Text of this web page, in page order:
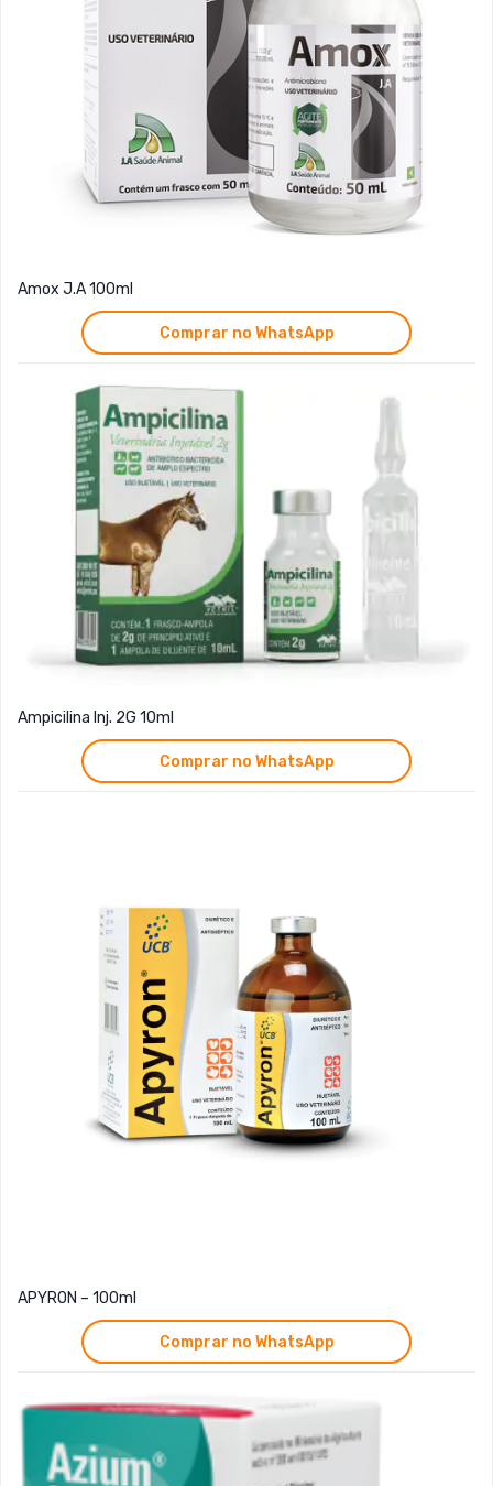
Amox J.A 100ml
Comprar no WhatsApp
Ampicilina Inj. 2G 10ml
Comprar no WhatsApp
APYRON – 100ml
Comprar no WhatsApp